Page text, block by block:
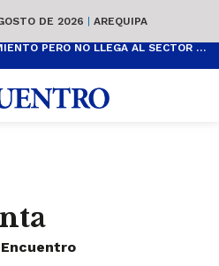
DE 2026 | AREQUIPA
PERÚ PRODUCE MÁS CONOCIMIENTO PERO NO LLEGA AL SECTOR PRODUCTIVO
Encuentro